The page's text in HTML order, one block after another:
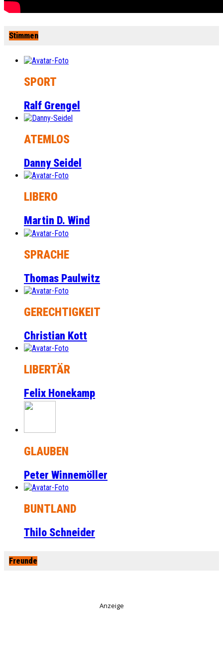
Stimmen
SPORT
Ralf Grengel
ATEMLOS
Danny Seidel
LIBERO
Martin D. Wind
SPRACHE
Thomas Paulwitz
GERECHTIGKEIT
Christian Kott
LIBERTÄR
Felix Honekamp
GLAUBEN
Peter Winnemöller
BUNTLAND
Thilo Schneider
Freunde
Anzeige